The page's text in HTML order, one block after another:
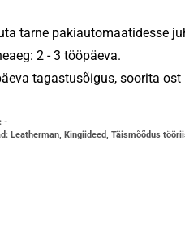
tarne pakiautomaatidesse
2 - 3 tööpäeva.
tagastusõigus, soorita
-
Leatherman ,Kingiideed ,Täismõõdus